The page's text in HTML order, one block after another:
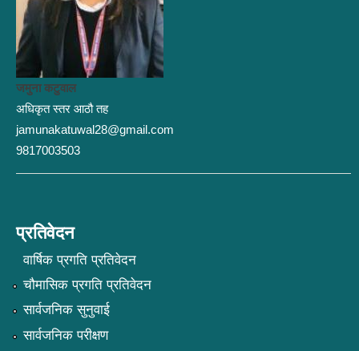
जमुना कटुवाल
अधिकृत स्तर आठौ तह
jamunakatuwal28@gmail.com
9817003503
प्रतिवेदन
वार्षिक प्रगति प्रतिवेदन
चौमासिक प्रगति प्रतिवेदन
सार्वजनिक सुनुवाई
सार्वजनिक परीक्षण